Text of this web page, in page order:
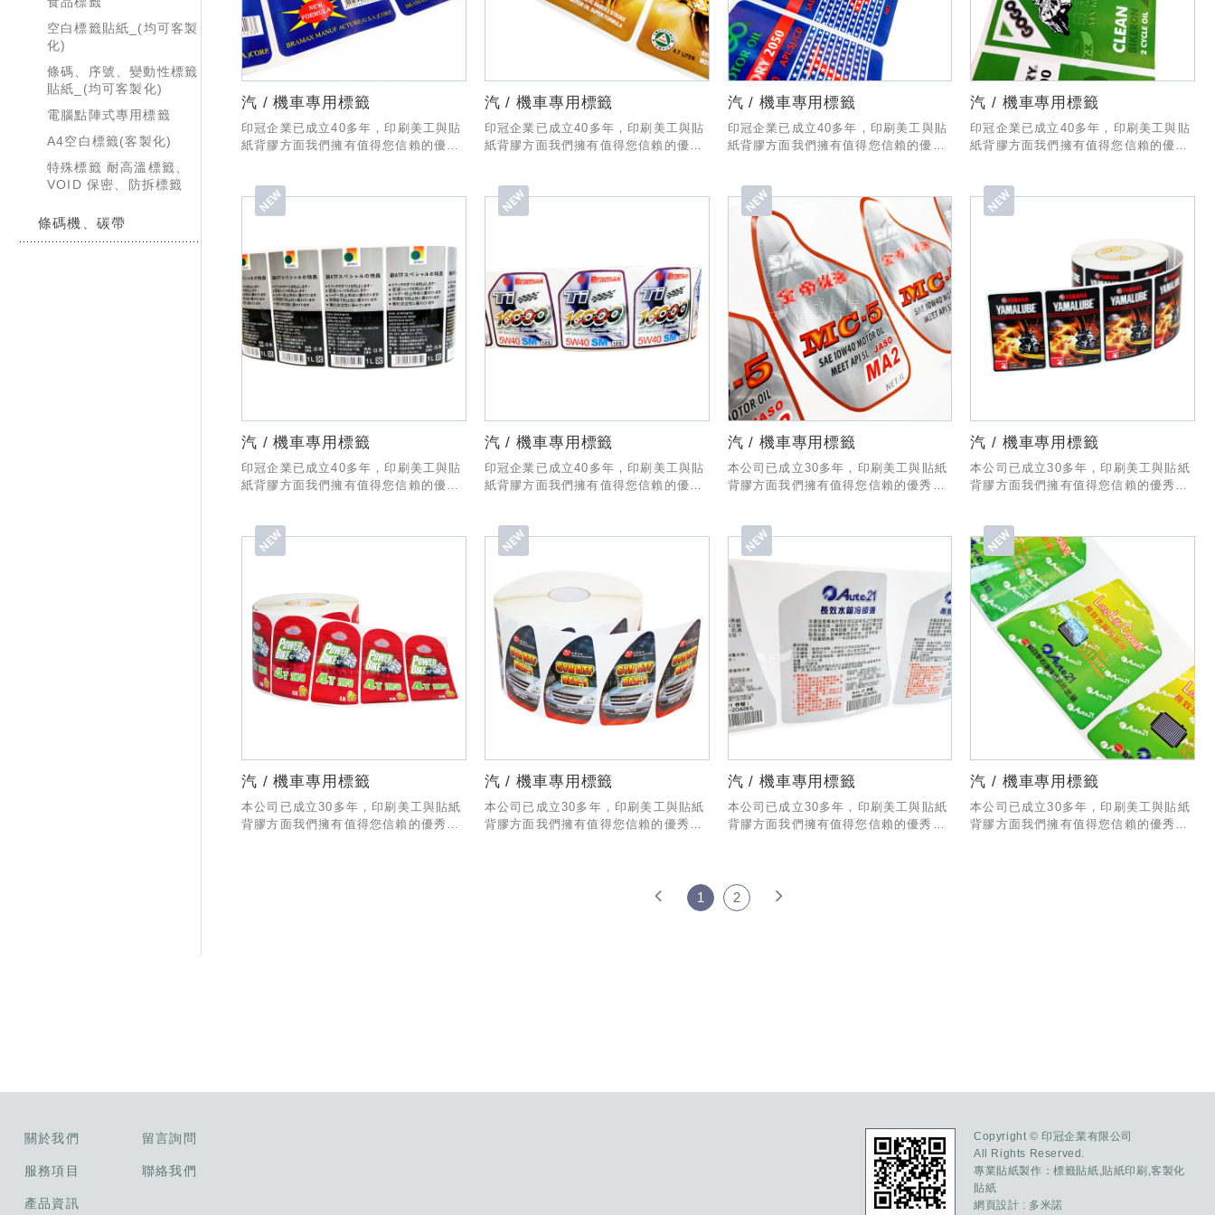
空白標籤貼紙_(均可客製
化)
條碼、序號、變動性標籤
貼紙_(均可客製化)
電腦點陣式專用標籤
A4空白標籤(客製化)
特殊標籤 耐高溫標籤、
VOID 保密、防拆標籤
條碼機、碳帶
汽 / 機車專用標籤
印冠企業已成立40多年，印刷美工與貼
紙背膠方面我們擁有值得您信賴的優秀
務，希望有幸能和貴公司合作!
汽 / 機車專用標籤
印冠企業已成立40多年，印刷美工與貼
紙背膠方面我們擁有值得您信賴的優秀
務，希望有幸能和貴公司合作!
汽 / 機車專用標籤
印冠企業已成立40多年，印刷美工與貼
紙背膠方面我們擁有值得您信賴的優秀
務，希望有幸能和貴公司合作!
汽 / 機車專用標籤
印冠企業已成立40多年，印刷美工與貼
紙背膠方面我們擁有值得您信賴的優秀
務，希望有幸能和貴公司合作!
汽 / 機車專用標籤
印冠企業已成立40多年，印刷美工與貼
紙背膠方面我們擁有值得您信賴的優秀
務，希望有幸能和貴公司合作!
汽 / 機車專用標籤
印冠企業已成立40多年，印刷美工與貼
紙背膠方面我們擁有值得您信賴的優秀
務，希望有幸能和貴公司合作!
汽 / 機車專用標籤
本公司已成立30多年，印刷美工與貼紙
背膠方面我們擁有值得您信賴的優秀經
務，希望有幸能和貴公司合作!
汽 / 機車專用標籤
本公司已成立30多年，印刷美工與貼紙
背膠方面我們擁有值得您信賴的優秀經
務，希望有幸能和貴公司合作!
汽 / 機車專用標籤
本公司已成立30多年，印刷美工與貼紙
背膠方面我們擁有值得您信賴的優秀經
汽 / 機車專用標籤
本公司已成立30多年，印刷美工與貼紙
背膠方面我們擁有值得您信賴的優秀經
汽 / 機車專用標籤
本公司已成立30多年，印刷美工與貼紙
背膠方面我們擁有值得您信賴的優秀經
汽 / 機車專用標籤
本公司已成立30多年，印刷美工與貼紙
背膠方面我們擁有值得您信賴的優秀經
1 2
關於我們
服務項目
產品資訊
留言詢問
聯絡我們
Copyright © 印冠企業有限公司
All Rights Reserved.
專業貼紙製作：標籤貼紙,貼紙印刷 ,客製化
貼紙
網頁設計 : 多米諾